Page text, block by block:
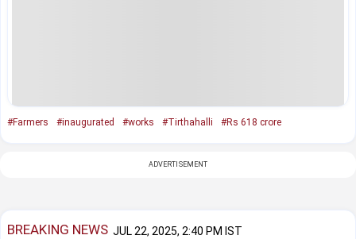
#Farmers #inaugurated #works #Tirthahalli #Rs 618 crore
ADVERTISEMENT
BREAKING NEWS JUL 22, 2025, 2:40 PM IST